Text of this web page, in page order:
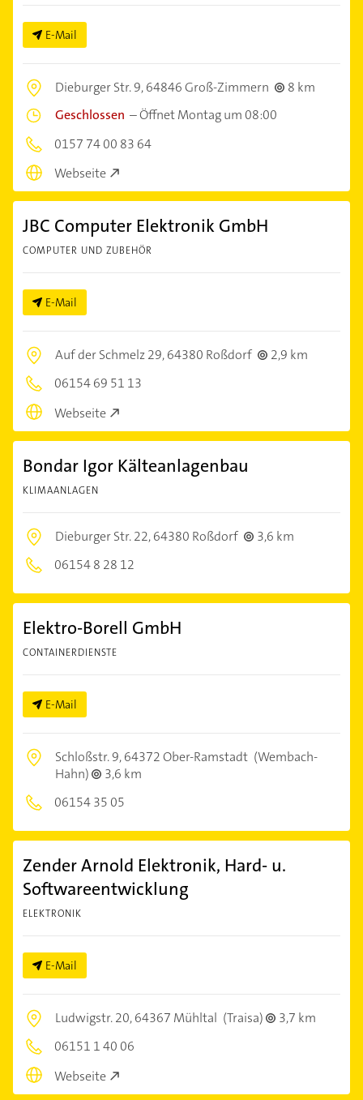
E-Mail
Dieburger Str. 9,64846 Groß-Zimmern
8 km
Geschlossen –Öffnet Montag um 08:00
0157 74 00 83 64
Webseite
JBC Computer Elektronik GmbH
COMPUTER UND ZUBEHÖR
E-Mail
Auf der Schmelz 29,64380 Roßdorf
2,9 km
06154 69 51 13
Webseite
Bondar Igor Kälteanlagenbau
KLIMAANLAGEN
Dieburger Str. 22,64380 Roßdorf
3,6 km
06154 8 28 12
Elektro-Borell GmbH
CONTAINERDIENSTE
E-Mail
Schloßstr. 9,64372 Ober-Ramstadt (Wembach-
Hahn)
3,6 km
06154 35 05
Zender Arnold Elektronik, Hard- u.
Softwareentwicklung
ELEKTRONIK
E-Mail
Ludwigstr. 20,64367 Mühltal (Traisa)
3,7 km
06151 1 40 06
Webseite